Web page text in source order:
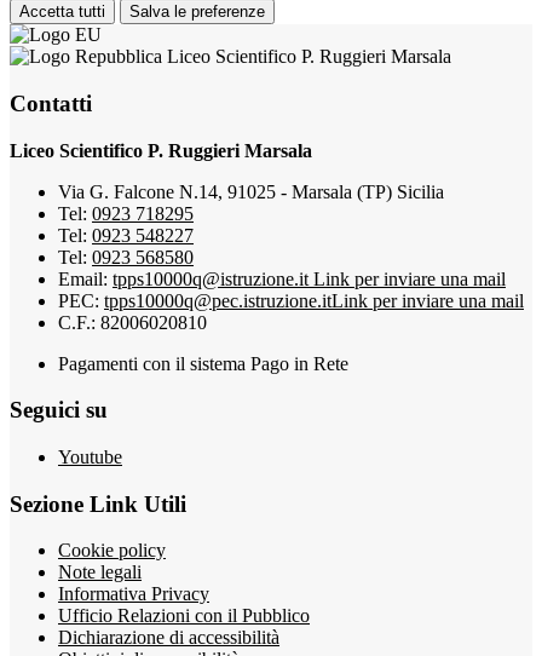
Accetta tutti Salva le preferenze
Liceo Scientifico P. Ruggieri Marsala
Contatti
Liceo Scientifico P. Ruggieri Marsala
Via G. Falcone N.14, 91025 - Marsala (TP) Sicilia
Tel: 0923 718295
Tel: 0923 548227
Tel: 0923 568580
Email: tpps10000q@istruzione.it Link per inviare una mail
PEC: tpps10000q@pec.istruzione.itLink per inviare una mail
C.F.: 82006020810
Pagamenti con il sistema Pago in Rete
Seguici su
Youtube
Sezione Link Utili
Cookie policy
Note legali
Informativa Privacy
Ufficio Relazioni con il Pubblico
Dichiarazione di accessibilità